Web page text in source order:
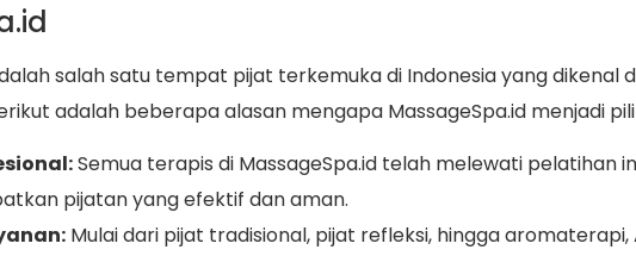
salah satu tempat pijat terkemuka di Indonesia yang dikenal
adalah beberapa alasan mengapa MassageSpa.id menjadi
Semua terapis di MassageSpa.id telah melewati
pijatan yang efektif dan aman.
Mulai dari pijat tradisional, pijat refleksi, hingga